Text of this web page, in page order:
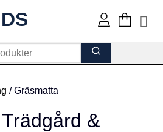
/Gräsmatta
Trädgård &